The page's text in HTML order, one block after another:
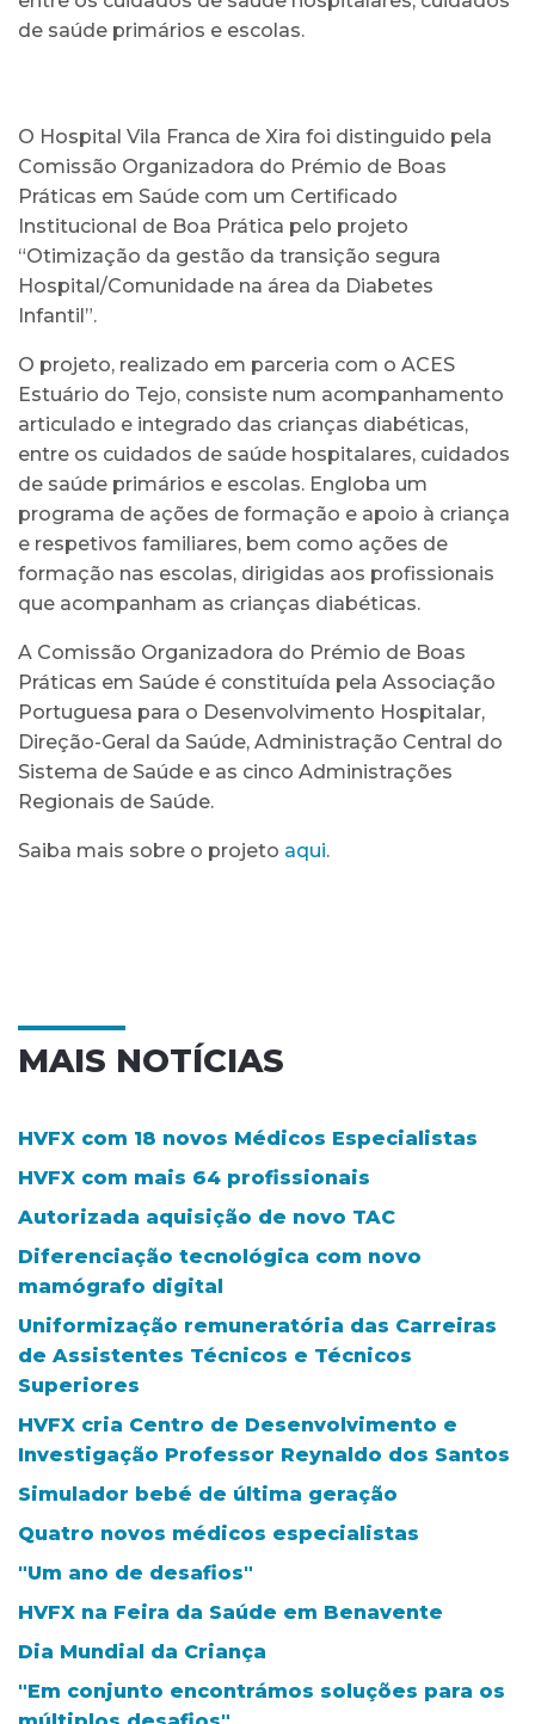
de saúde primários e escolas.
O Hospital Vila Franca de Xira foi distinguido pela
Comissão Organizadora do Prémio de Boas
Práticas em Saúde com um Certificado
Institucional de Boa Prática pelo projeto
“Otimização da gestão da transição segura
Hospital/Comunidade na área da Diabetes
Infantil”.
O projeto, realizado em parceria com o ACES
Estuário do Tejo, consiste num acompanhamento
articulado e integrado das crianças diabéticas,
entre os cuidados de saúde hospitalares, cuidados
de saúde primários e escolas. Engloba um
programa de ações de formação e apoio à criança
e respetivos familiares, bem como ações de
formação nas escolas, dirigidas aos profissionais
que acompanham as crianças diabéticas.
A Comissão Organizadora do Prémio de Boas
Práticas em Saúde é constituída pela Associação
Portuguesa para o Desenvolvimento Hospitalar,
Direção-Geral da Saúde, Administração Central do
Sistema de Saúde e as cinco Administrações
Regionais de Saúde.
Saiba mais sobre o projeto aqui.
MAIS NOTÍCIAS
HVFX com 18 novos Médicos Especialistas
HVFX com mais 64 profissionais
Autorizada aquisição de novo TAC
Diferenciação tecnológica com novo
mamógrafo digital
Uniformização remuneratória das Carreiras
de Assistentes Técnicos e Técnicos
Superiores
HVFX cria Centro de Desenvolvimento e
Investigação Professor Reynaldo dos Santos
Simulador bebé de última geração
Quatro novos médicos especialistas
"Um ano de desafios"
HVFX na Feira da Saúde em Benavente
Dia Mundial da Criança
"Em conjunto encontrámos soluções para os